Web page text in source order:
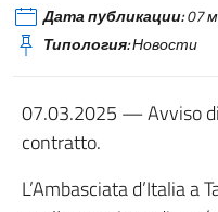
Дата публикации:07
Типология:Новости
07.03.2025 — Avviso
contratto.
L’Ambasciata d’Italia a